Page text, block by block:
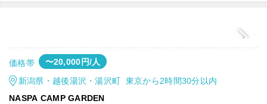
価格帯 〜20,000円/人
新潟県・越後湯沢・湯沢町 東京から2時間30分以内
NASPA CAMP GARDEN